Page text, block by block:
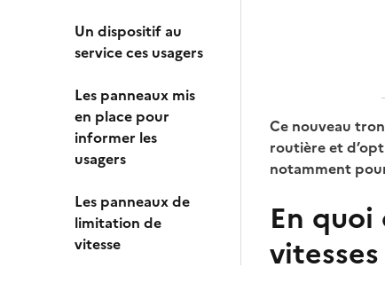
Un dispositif au
service ces usagers
Les panneaux mis
en place pour
informer les
usagers
Les panneaux de
limitation de
vitesse
Ce nouveau
routière et
notamment
En
vitesses